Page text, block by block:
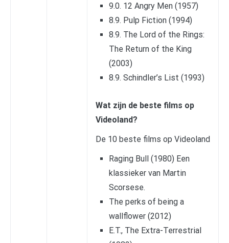
9.0. 12 Angry Men (1957)
8.9. Pulp Fiction (1994)
8.9. The Lord of the Rings:
The Return of the King
(2003)
8.9. Schindler’s List (1993)
Wat zijn de beste films op
Videoland?
De 10 beste films op Videoland
Raging Bull (1980) Een
klassieker van Martin
Scorsese.
The perks of being a
wallflower (2012)
E.T., The Extra-Terrestrial